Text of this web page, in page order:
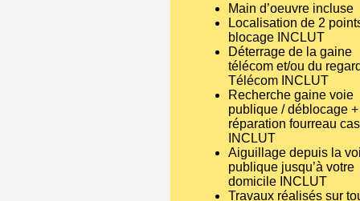
Main d’oeuvre incluse
Localisation de 2
blocage INCLUT
Déterrage de la gaine
télécom et/ou du
Télécom INCLUT
Recherche gaine voie
publique / déblocage +
réparation fourreau
INCLUT
Aiguillage depuis la
publique jusqu’à votre
domicile INCLUT
Travaux réalisés sur